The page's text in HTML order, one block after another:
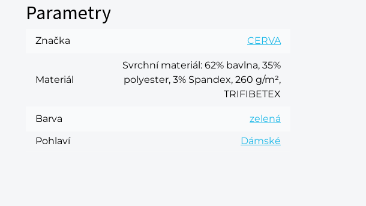
Parametry
Značka CERVA
Materiál
Svrchní materiál: 62% bavlna, 35%
polyester, 3% Spandex, 260 g/m²,
TRIFIBETEX
Barva
zelená
Pohlaví
Dámské